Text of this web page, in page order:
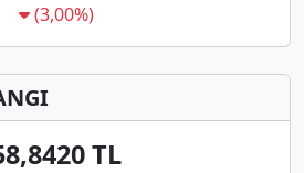
(3,00%)
TL